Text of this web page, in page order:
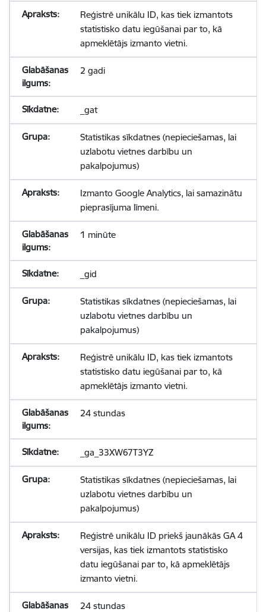
Reģistrē unikālu ID, kas tiek izmantots
statistisko datu iegūšanai par to, kā
apmeklētājs izmanto vietni.
2 gadi
_gat
Statistikas sīkdatnes (nepieciešamas, lai
uzlabotu vietnes darbību un
pakalpojumus)
Izmanto Google Analytics, lai samazinātu
pieprasījuma līmeni.
1 minūte
_gid
Statistikas sīkdatnes (nepieciešamas, lai
uzlabotu vietnes darbību un
pakalpojumus)
Reģistrē unikālu ID, kas tiek izmantots
statistisko datu iegūšanai par to, kā
apmeklētājs izmanto vietni.
24 stundas
_ga_33XW67T3YZ
Statistikas sīkdatnes (nepieciešamas, lai
uzlabotu vietnes darbību un
pakalpojumus)
Reģistrē unikālu ID priekš jaunākās GA 4
versijas, kas tiek izmantots statistisko
datu iegūšanai par to, kā apmeklētājs
izmanto vietni.
24 stundas